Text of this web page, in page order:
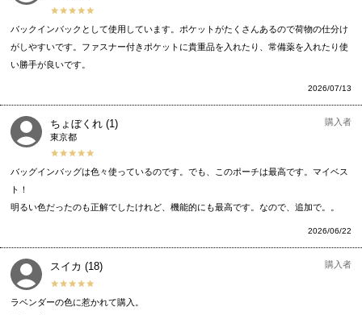
2026/07/13
バックインバックとして使用しています。ポケットがたくさんあるので荷物の仕分け
がしやすいです。ファスナー付きポケットに貴重品を入れたり、常備薬を入れたり使
い勝手が良いです。
ちょぼくれ 1
購入者
東京都
2026/06/22
バッグインバッグは色々使っているのです。でも、このポーチは最高です。マイベス
ト！
明るい色だったのも正解でしたけれど、機能的にも最高です。なので、追加で。。
スイカ 18 購入者
ラベンダーの色に惹かれて購入。